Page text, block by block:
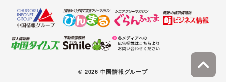
© 2026 中国情報グループ